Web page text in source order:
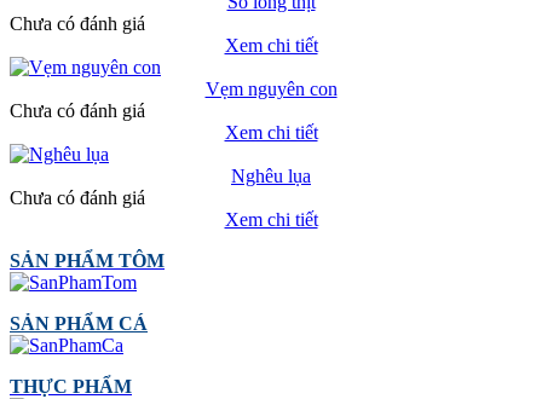
Chưa có đánh giá
Xem chi tiết
Vẹm nguyên con
Chưa có đánh giá
Xem chi tiết
Nghêu lụa
Chưa có đánh giá
Xem chi tiết
SẢN PHẨM TÔM
SẢN PHẨM CÁ
THỰC PHẨM